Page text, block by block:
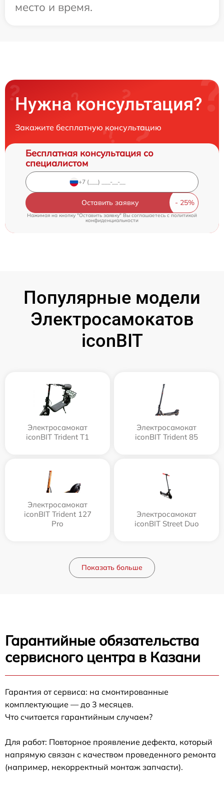
место и время.
Нужна консультация?
Закажите бесплатную консультацию
Бесплатная консультация со
специалистом
Оставить заявку
Нажимая на кнопку "Оставить заявку" Вы соглашаетесь cполитикой
конфиденциальности
Популярные модели
Электросамокатов
iconBIT
Электросамокат
iconBIT Trident T1
Электросамокат
iconBIT Trident 85
Электросамокат
iconBIT Trident 127
Pro
Электросамокат
iconBIT Street Duo
Показать больше
Гарантийные обязательства
сервисного центра в Казани
Гарантия от сервиса: на смонтированные
комплектующие — до 3 месяцев.
Что считается гарантийным случаем?
Для работ: Повторное проявление дефекта, который
напрямую связан с качеством проведенного ремонта
(например, некорректный монтаж запчасти).